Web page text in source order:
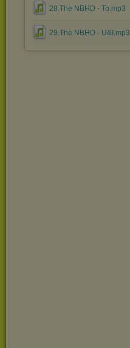
28.The NBHD - To.mp3
29.The NBHD - U&I.mp3